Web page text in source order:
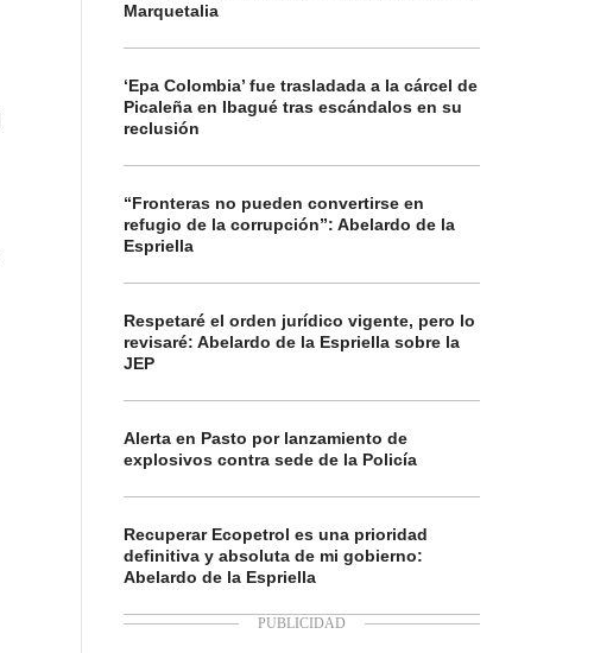
Marquetalia
‘Epa Colombia’ fue trasladada a la cárcel de
Picaleña en Ibagué tras escándalos en su
reclusión
“Fronteras no pueden convertirse en
refugio de la corrupción”: Abelardo de la
Espriella
Respetaré el orden jurídico vigente, pero lo
revisaré: Abelardo de la Espriella sobre la
JEP
Alerta en Pasto por lanzamiento de
explosivos contra sede de la Policía
Recuperar Ecopetrol es una prioridad
definitiva y absoluta de mi gobierno:
Abelardo de la Espriella